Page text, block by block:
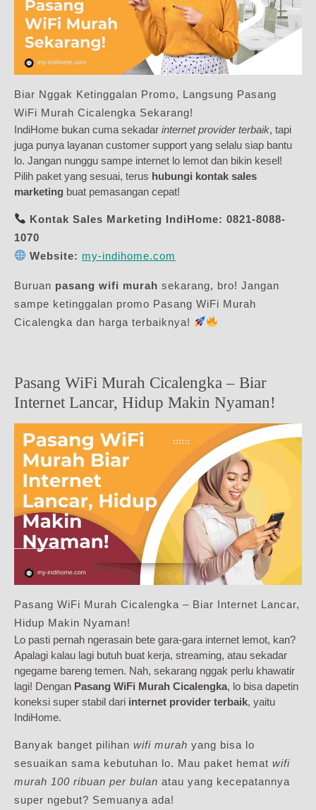
Biar Nggak Ketinggalan Promo, Langsung Pasang
WiFi Murah Cicalengka Sekarang!
IndiHome bukan cuma sekadar internet provider terbaik, tapi
juga punya layanan customer support yang selalu siap bantu
lo. Jangan nunggu sampe internet lo lemot dan bikin kesel!
Pilih paket yang sesuai, terus hubungi kontak sales
marketing buat pemasangan cepat!
Kontak Sales Marketing IndiHome: 0821-8088-
1070
Website: my-indihome.com
Buruan pasang wifi murah sekarang, bro! Jangan
sampe ketinggalan promo Pasang WiFi Murah
Cicalengka dan harga terbaiknya!
Pasang WiFi Murah Cicalengka – Biar
Internet Lancar, Hidup Makin Nyaman!
Pasang WiFi Murah Cicalengka – Biar Internet Lancar,
Hidup Makin Nyaman!
Lo pasti pernah ngerasain bete gara-gara internet lemot, kan?
Apalagi kalau lagi butuh buat kerja, streaming, atau sekadar
ngegame bareng temen. Nah, sekarang nggak perlu khawatir
lagi! Dengan Pasang WiFi Murah Cicalengka, lo bisa dapetin
koneksi super stabil dari internet provider terbaik, yaitu
IndiHome.
Banyak banget pilihan wifi murah yang bisa lo
sesuaikan sama kebutuhan lo. Mau paket hemat wifi
murah 100 ribuan per bulan atau yang kecepatannya
super ngebut? Semuanya ada!